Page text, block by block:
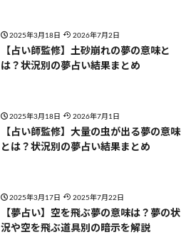
2025年3月18日 2026年7月2日
【占い師監修】土砂崩れの夢の意味と
は？状況別の夢占い結果まとめ
2025年3月18日 2026年7月1日
【占い師監修】大量の虫が出る夢の意味
とは？状況別の夢占い結果まとめ
2025年3月17日 2025年7月22日
【夢占い】空を飛ぶ夢の意味は？夢の状
況や空を飛ぶ道具別の暗示を解説